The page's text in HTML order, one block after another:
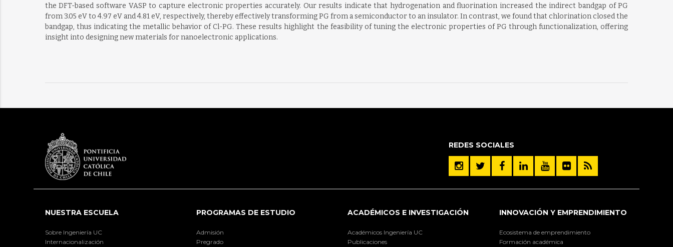
the DFT-based software VASP to capture electronic properties accurately. Our results indicate that hydrogenation and fluorination increased the indirect bandgap of PG
from 3.05 eV to 4.97 eV and 4.81 eV, respectively, thereby effectively transforming PG from a semiconductor to an insulator. In contrast, we found that chlorination closed the
bandgap, thus indicating the metallic behavior of Cl-PG. These results highlight the feasibility of tuning the electronic properties of PG through functionalization, offering
insight into designing new materials for nanoelectronic applications.
REDES SOCIALES
NUESTRA ESCUELA
Sobre Ingeniería UC
Internacionalización
PROGRAMAS DE ESTUDIO
Admisión
Pregrado
ACADÉMICOS E INVESTIGACIÓN
Académicos Ingeniería UC
Publicaciones
INNOVACIÓN Y EMPRENDIMIENTO
Ecosistema de emprendimiento
Formación académica